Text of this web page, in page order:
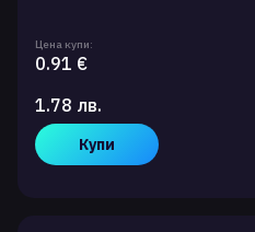
Цена купи:
0.91 €
1.78 лв.
Купи